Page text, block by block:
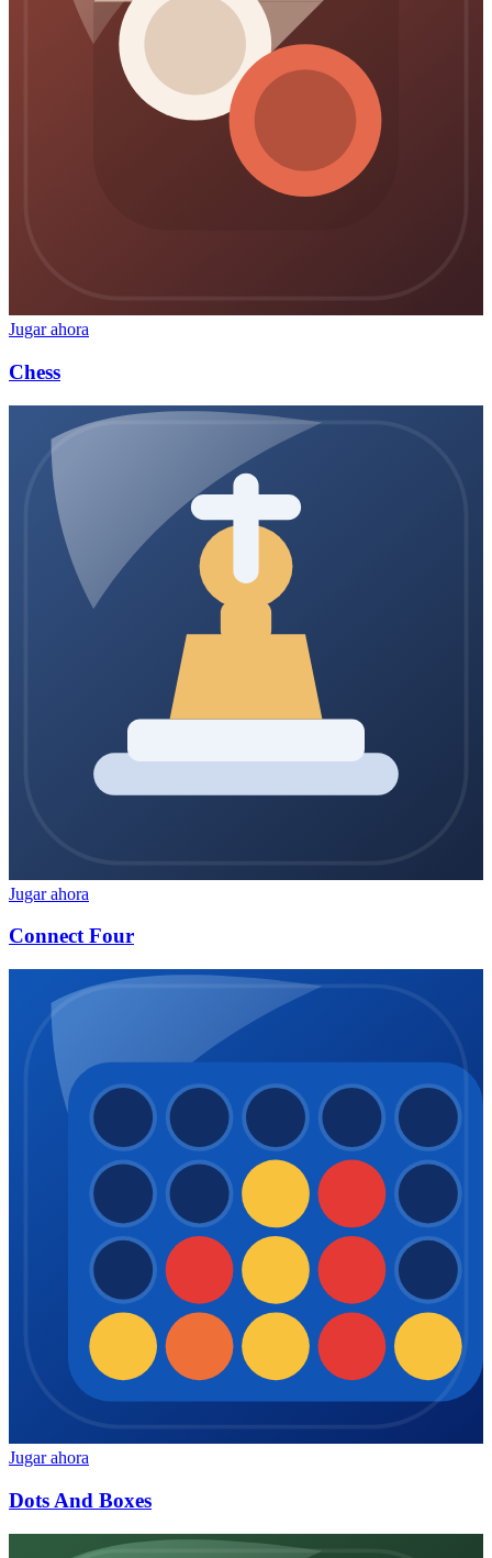
Jugar ahora
Chess
Jugar ahora
Connect Four
Jugar ahora
Dots And Boxes